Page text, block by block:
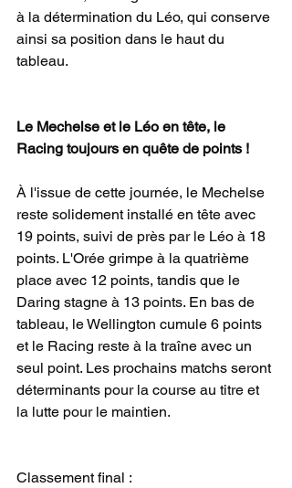
à la détermination du Léo, qui conserve
ainsi sa position dans le haut du
tableau.
Le Mechelse et le Léo en tête, le
Racing toujours en quête de points !
À l'issue de cette journée, le Mechelse
reste solidement installé en tête avec
19 points, suivi de près par le Léo à 18
points. L'Orée grimpe à la quatrième
place avec 12 points, tandis que le
Daring stagne à 13 points. En bas de
tableau, le Wellington cumule 6 points
et le Racing reste à la traîne avec un
seul point. Les prochains matchs seront
déterminants pour la course au titre et
la lutte pour le maintien.
Classement final :